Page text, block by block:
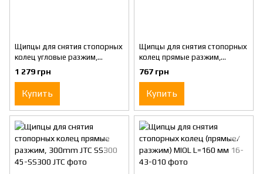
Щипцы для снятия стопорных
колец угловые разжим,
300mm JTC SB300
1 279 грн
Купить
Щипцы для снятия стопорных
колец прямые разжим,
230mm JTC SS230
767 грн
Купить